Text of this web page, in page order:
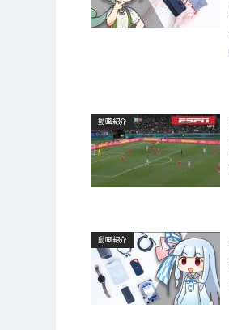
動画紹介
動画紹介